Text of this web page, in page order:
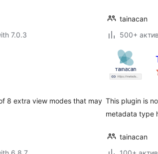
7.0.3
tainacan
500+
8 extra view modes that may This plugin is
metadata type
tainacan